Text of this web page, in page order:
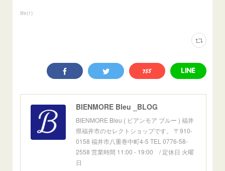
life(1)
BIENMORE Bleu _BLOG
BIENMORE Bleu ( ビアンモア ブルー ) 福井
県福井市のセレクトショップです。 〒910-
0158 福井市八重巻中町4-5 TEL 0776-58-
2558 営業時間 11:00 - 19:00 / 定休日 火曜
日